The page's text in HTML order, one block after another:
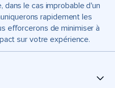
dans le cas improbable d'un
rapidement les
efforcerons de minimiser à
sur votre expérience.